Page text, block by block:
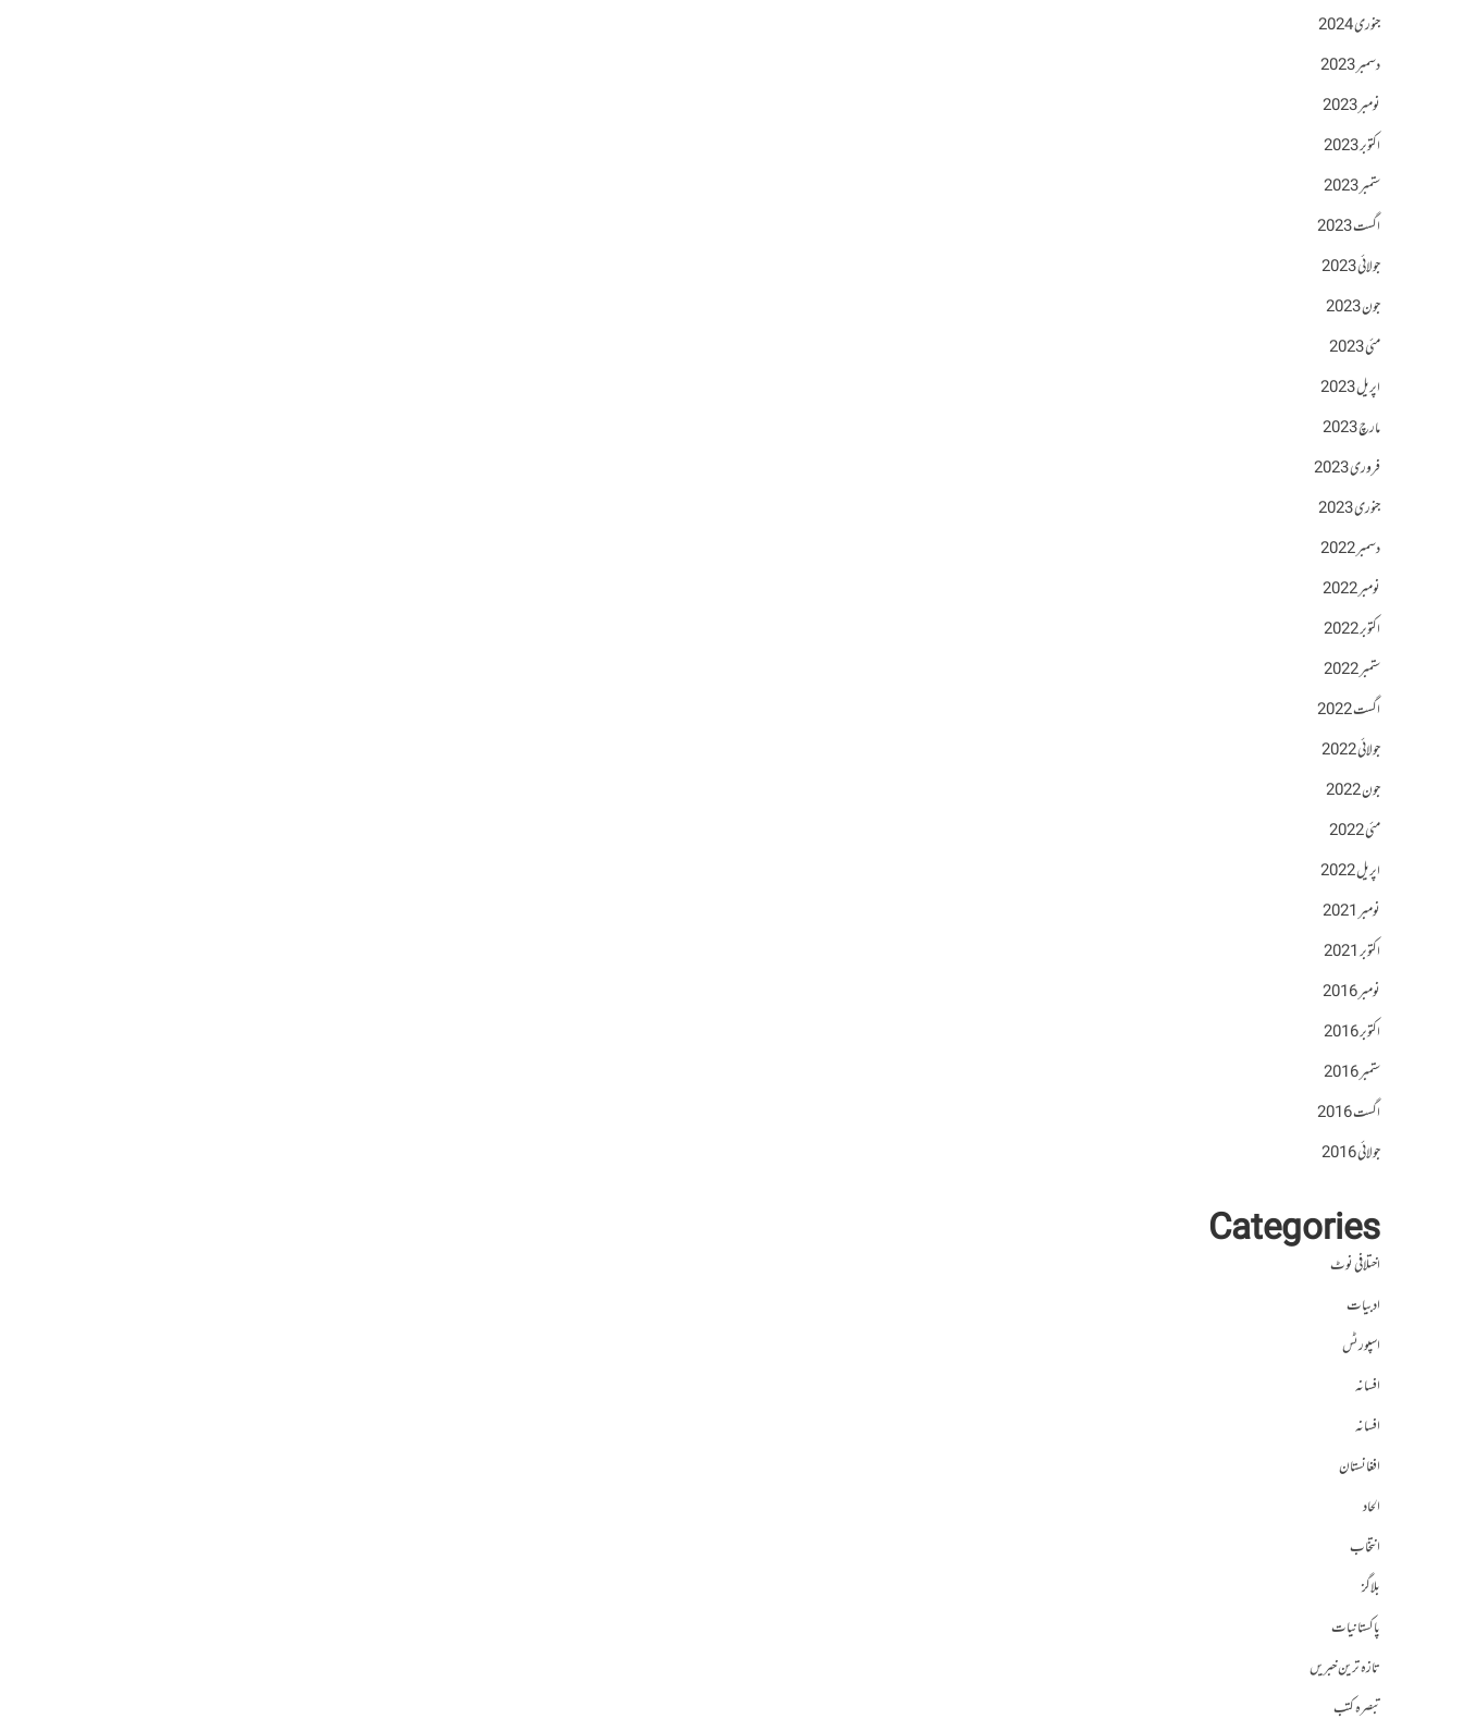
جنوری 2024
دسمبر 2023
نومبر 2023
اکتوبر 2023
ستمبر 2023
اگست 2023
جولائی 2023
جون 2023
مئی 2023
اپریل 2023
مارچ 2023
فروری 2023
جنوری 2023
دسمبر 2022
نومبر 2022
اکتوبر 2022
ستمبر 2022
اگست 2022
جولائی 2022
جون 2022
مئی 2022
اپریل 2022
نومبر 2021
اکتوبر 2021
نومبر 2016
اکتوبر 2016
ستمبر 2016
اگست 2016
جولائی 2016
Categories
اختلافی نوٹ
ادبیات
اسپورٹس
افسانہ
افسانہ
افغانستان
الحاد
انتخاب
بلاگز
پاکستانیات
تازہ ترین خبریں
تبصرہ کتب